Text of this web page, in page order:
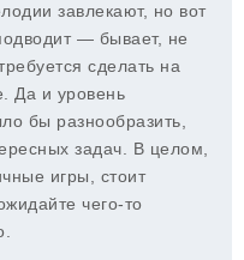
завлекают, но вот
— бывает, не
сделать на
Да и уровень
бы разнообразить,
задач. В целом,
игры, стоит
чего-то